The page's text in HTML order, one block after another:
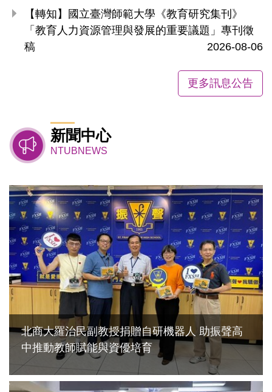
【轉知】國立臺灣師範大學《教育研究集刊》
「教育人力資源管理與發展的重要議題」專刊徵
稿
2026-08-06
更多訊息公告
新聞中心
NTUBNEWS
北商大羅治民副教授捐贈自研機器人 助振聲高
中推動教師賦能與資優培育
2026-07-28